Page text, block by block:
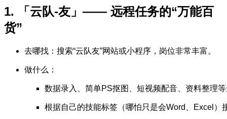
1. 「云队-友」—— 远程任务的“万能百
货”
去哪找：搜索“云队友”网站或小程序，岗位非常丰富。
做什么：
数据录入、简单PS抠图、短视频配音、资料整理
根据自己的技能标签（哪怕只是会Word、Excel）